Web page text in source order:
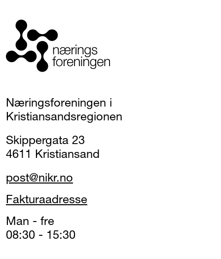
Næringsforeningen i
Kristiansandsregionen
Skippergata 23
4611 Kristiansand
post@nikr.no
Fakturaadresse
Man - fre
08:30 - 15:30